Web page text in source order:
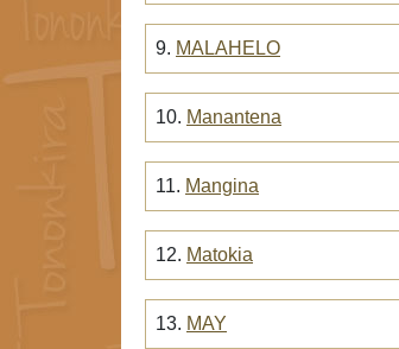
9. MALAHELO
10. Manantena
11. Mangina
12. Matokia
13. MAY